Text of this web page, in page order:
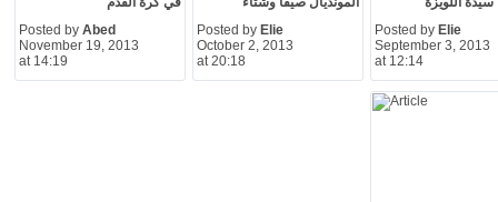
Posted by Abed
November 19, 2013
at 14:19
Posted by Elie
October 2, 2013
at 20:18
Posted by Elie
September 3, 2013
at 12:14